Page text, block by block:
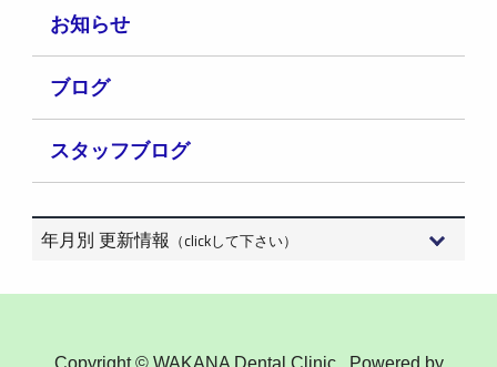
お知らせ
ブログ
スタッフブログ
年月別 更新情報 （clickして下さい）
2026年8月 (3)
2026年7月 (15)
Copyright © WAKANA Dental Clinic . Powered by